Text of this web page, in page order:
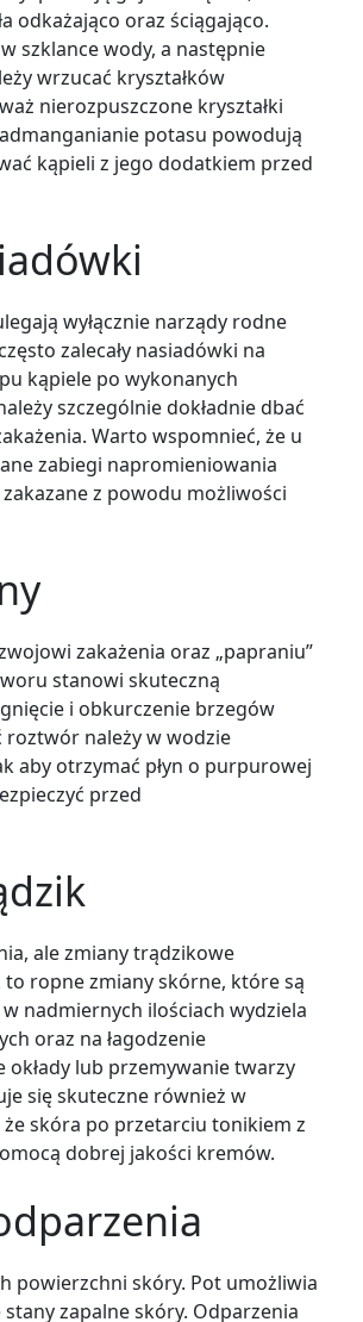
odkażająco oraz ściągająco.
szklance wody, a następnie
wrzucać kryształków
nierozpuszczone kryształki
potasu powodują
kąpieli z jego dodatkiem przed
wyłącznie narządy rodne
zalecały nasiadówki na
kąpiele po wykonanych
szczególnie dokładnie dbać
Warto wspomnieć, że u
zabiegi napromieniowania
z powodu możliwości
zakażenia oraz „papraniu”
stanowi skuteczną
i obkurczenie brzegów
roztwór należy w wodzie
aby otrzymać płyn o purpurowej
przed
ale zmiany trądzikowe
ropne zmiany skórne, które są
nadmiernych ilościach wydziela
oraz na łagodzenie
lub przemywanie twarzy
się skuteczne również w
skóra po przetarciu tonikiem z
dobrej jakości kremów.
powierzchni skóry. Pot umożliwia
zapalne skóry. Odparzenia